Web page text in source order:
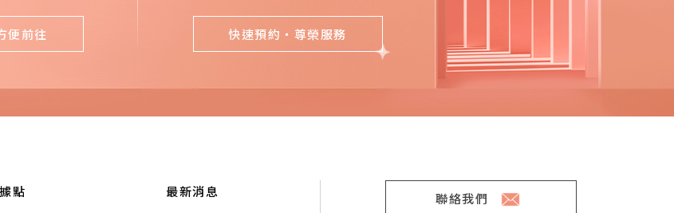
便前往 快速預約・尊榮服務
點 最新消息 聯絡我們